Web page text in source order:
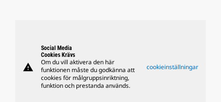
warning
Social Media
Cookies Krävs
Om du vill aktivera den här
funktionen måste du godkänna att
cookies för målgruppsinriktning,
funktion och prestanda används.
cookieinställningar